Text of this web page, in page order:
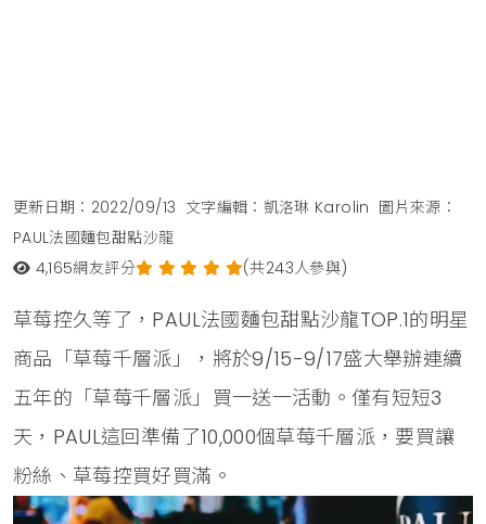
更新日期：2022/09/13 文字編輯：凱洛琳 Karolin 圖片來源：
PAUL法國麵包甜點沙龍
4,165網友評分 (共243人參與)
草莓控久等了，PAUL法國麵包甜點沙龍TOP.1的明星
商品「草莓千層派」，將於9/15-9/17盛大舉辦連續
五年的「草莓千層派」買一送一活動。僅有短短3
天，PAUL這回準備了10,000個草莓千層派，要買讓
粉絲、草莓控買好買滿。